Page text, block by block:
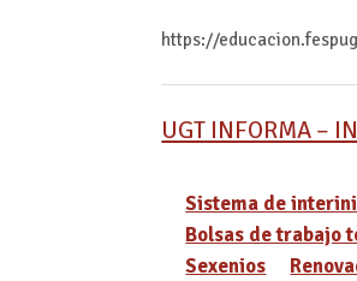
https://
UGT INFORMA –
Sistema de
Bolsas de trabajo
Sexenios